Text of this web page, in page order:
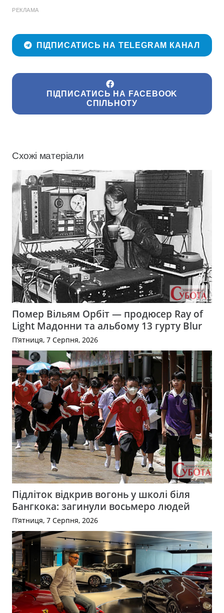
РЕКЛАМА
ПІДПИСАТИСЬ НА TELEGRAM КАНАЛ
ПІДПИСАТИСЬ НА FACEBOOK
СПІЛЬНОТУ
Схожі матеріали
Помер Вільям Орбіт — продюсер Ray of
Light Мадонни та альбому 13 гурту Blur
П’ятниця, 7 Серпня, 2026
Підліток відкрив вогонь у школі біля
Бангкока: загинули восьмеро людей
П’ятниця, 7 Серпня, 2026